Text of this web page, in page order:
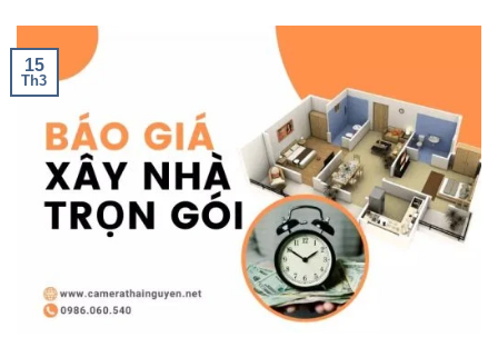
15
Th3